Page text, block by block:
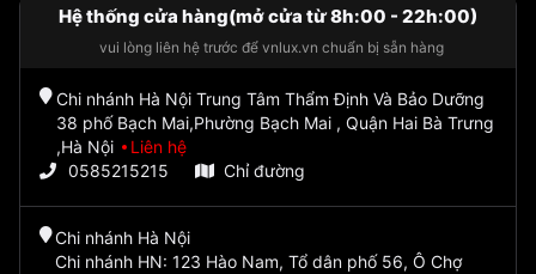
Hệ thống cửa hàng(mở cửa từ 8h:00 - 22h:00)
vui lòng liên hệ trước để vnlux.vn chuẩn bị sẵn hàng
Chi nhánh Hà Nội Trung Tâm Thẩm Định Và Bảo Dưỡng
38 phố Bạch Mai,Phường Bạch Mai , Quận Hai Bà Trưng
,Hà Nội
Liên hệ
0585215215
Chỉ đường
Chi nhánh Hà Nội
Chi nhánh HN: 123 Hào Nam, Tổ dân phố 56, Ô Chợ